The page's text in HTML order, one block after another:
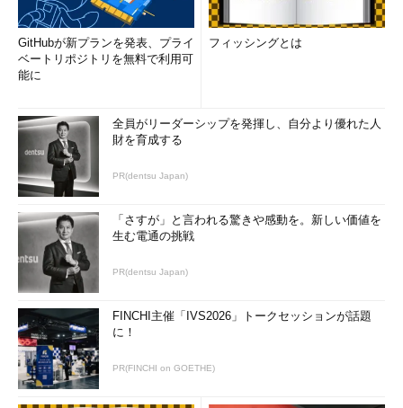
GitHubが新プランを発表、プライ
ベートリポジトリを無料で利用可
能に
フィッシングとは
全員がリーダーシップを発揮し、自分より優れた人
財を育成する
PR(dentsu Japan)
「さすが」と言われる驚きや感動を。新しい価値を
生む電通の挑戦
PR(dentsu Japan)
FINCHI主催「IVS2026」トークセッションが話題
に！
PR(FINCHI on GOETHE)